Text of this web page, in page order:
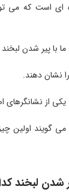
است که می
با پیر شدن
نشان دهند.
یکی از
می گویند
لبخند